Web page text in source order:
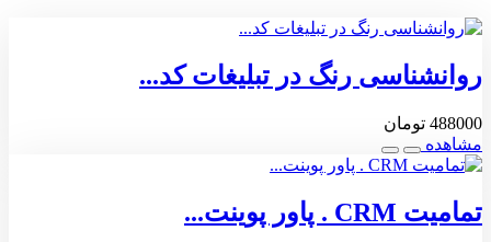
روانشناسی رنگ در تبلیغات کد...
488000 تومان
مشاهده
تمامیت CRM . پاور پوینت...